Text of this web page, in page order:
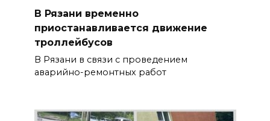
В Рязани временно
приостанавливается движение
троллейбусов
В Рязани в связи с проведением
аварийно-ремонтных работ